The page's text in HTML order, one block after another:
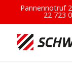
Pannennotruf
22 723